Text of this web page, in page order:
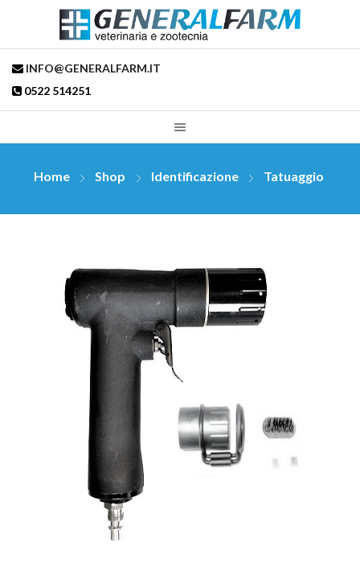
INFO@GENERALFARM.IT
0522 514251
Home Shop Identificazione Tatuaggio